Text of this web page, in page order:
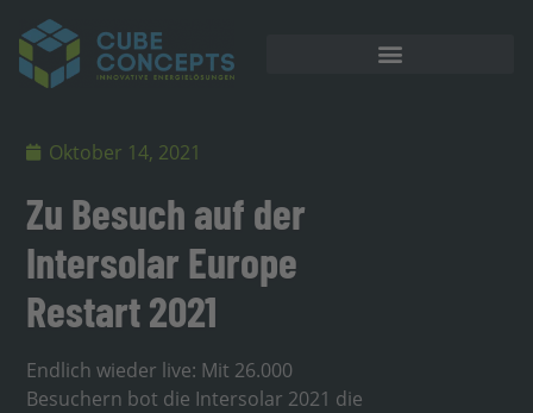
Oktober 14, 2021
Zu Besuch auf der
Intersolar Europe
Restart 2021
Endlich wieder live: Mit 26.000
Besuchern bot die Intersolar 2021 die